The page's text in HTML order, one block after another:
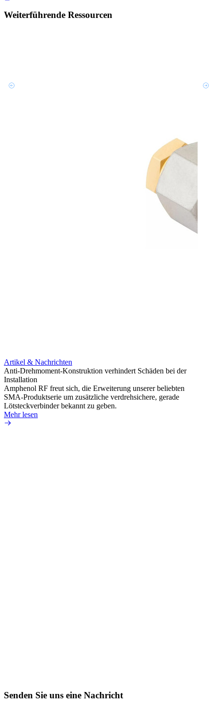
Weiterführende Ressourcen
Artikel & Nachrichten
Anti-Drehmoment-Konstruktion verhindert Schäden bei der
Installation
Amphenol RF freut sich, die Erweiterung unserer beliebten
SMA-Produktserie um zusätzliche verdrehsichere, gerade
Lötsteckverbinder bekannt zu geben.
Mehr lesen
Senden Sie uns eine Nachricht